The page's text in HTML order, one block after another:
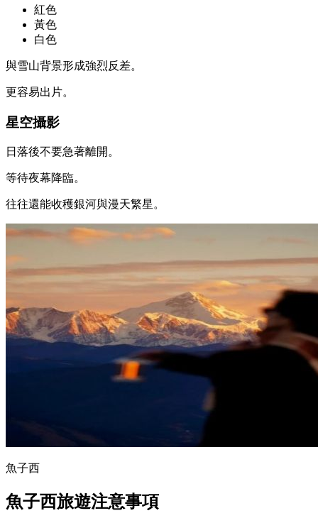
紅色
黃色
白色
與雪山背景形成強烈反差。
更容易出片。
星空攝影
日落後不要急著離開。
等待夜幕降臨。
往往還能收穫銀河與漫天繁星。
魚子西
魚子西旅遊注意事項